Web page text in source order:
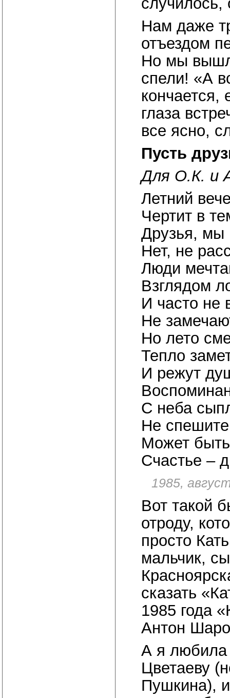
Нам даже
отъездом
Но мы
спели! «А
кончается,
глаза
все ясно,
Пусть
Для О.К. и
Летний
Чертит в
Друзья, мы
Нет, не
Люди
Взглядом
И часто не
Не
Но лето
Тепло
И режут
С неба
Не
Может
Счастье –
1985,
Вот такой
отроду,
просто
мальчик,
сказать
1985 года
Антон
А я любила
Цветаеву
Пушкина),